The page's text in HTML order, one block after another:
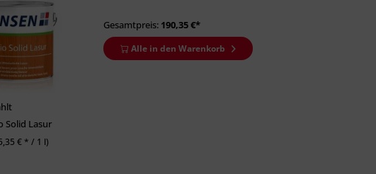
Solid Lasur
€ * / 1 l)
Gesamtpreis: 190,35€*
Alle in den Warenkorb